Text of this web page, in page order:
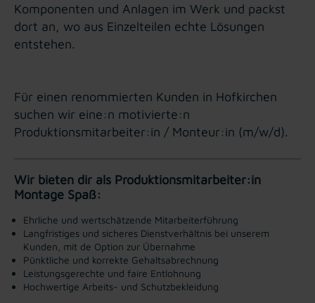
Komponenten und Anlagen im Werk und packst
dort an, wo aus Einzelteilen echte Lösungen
entstehen.
Für einen renommierten Kunden in Hofkirchen
suchen wir eine:n motivierte:n
Produktionsmitarbeiter:in / Monteur:in (m/w/d).
Wir bieten dir als Produktionsmitarbeiter:in
Montage Spaß:
Ehrliche und wertschätzende Mitarbeiterführung
Langfristiges und sicheres Dienstverhältnis bei unserem
Kunden, mit de Option zur Übernahme
Pünktliche und korrekte Gehaltsabrechnung
Leistungsgerechte und faire Entlohnung
Hochwertige Arbeits- und Schutzbekleidung